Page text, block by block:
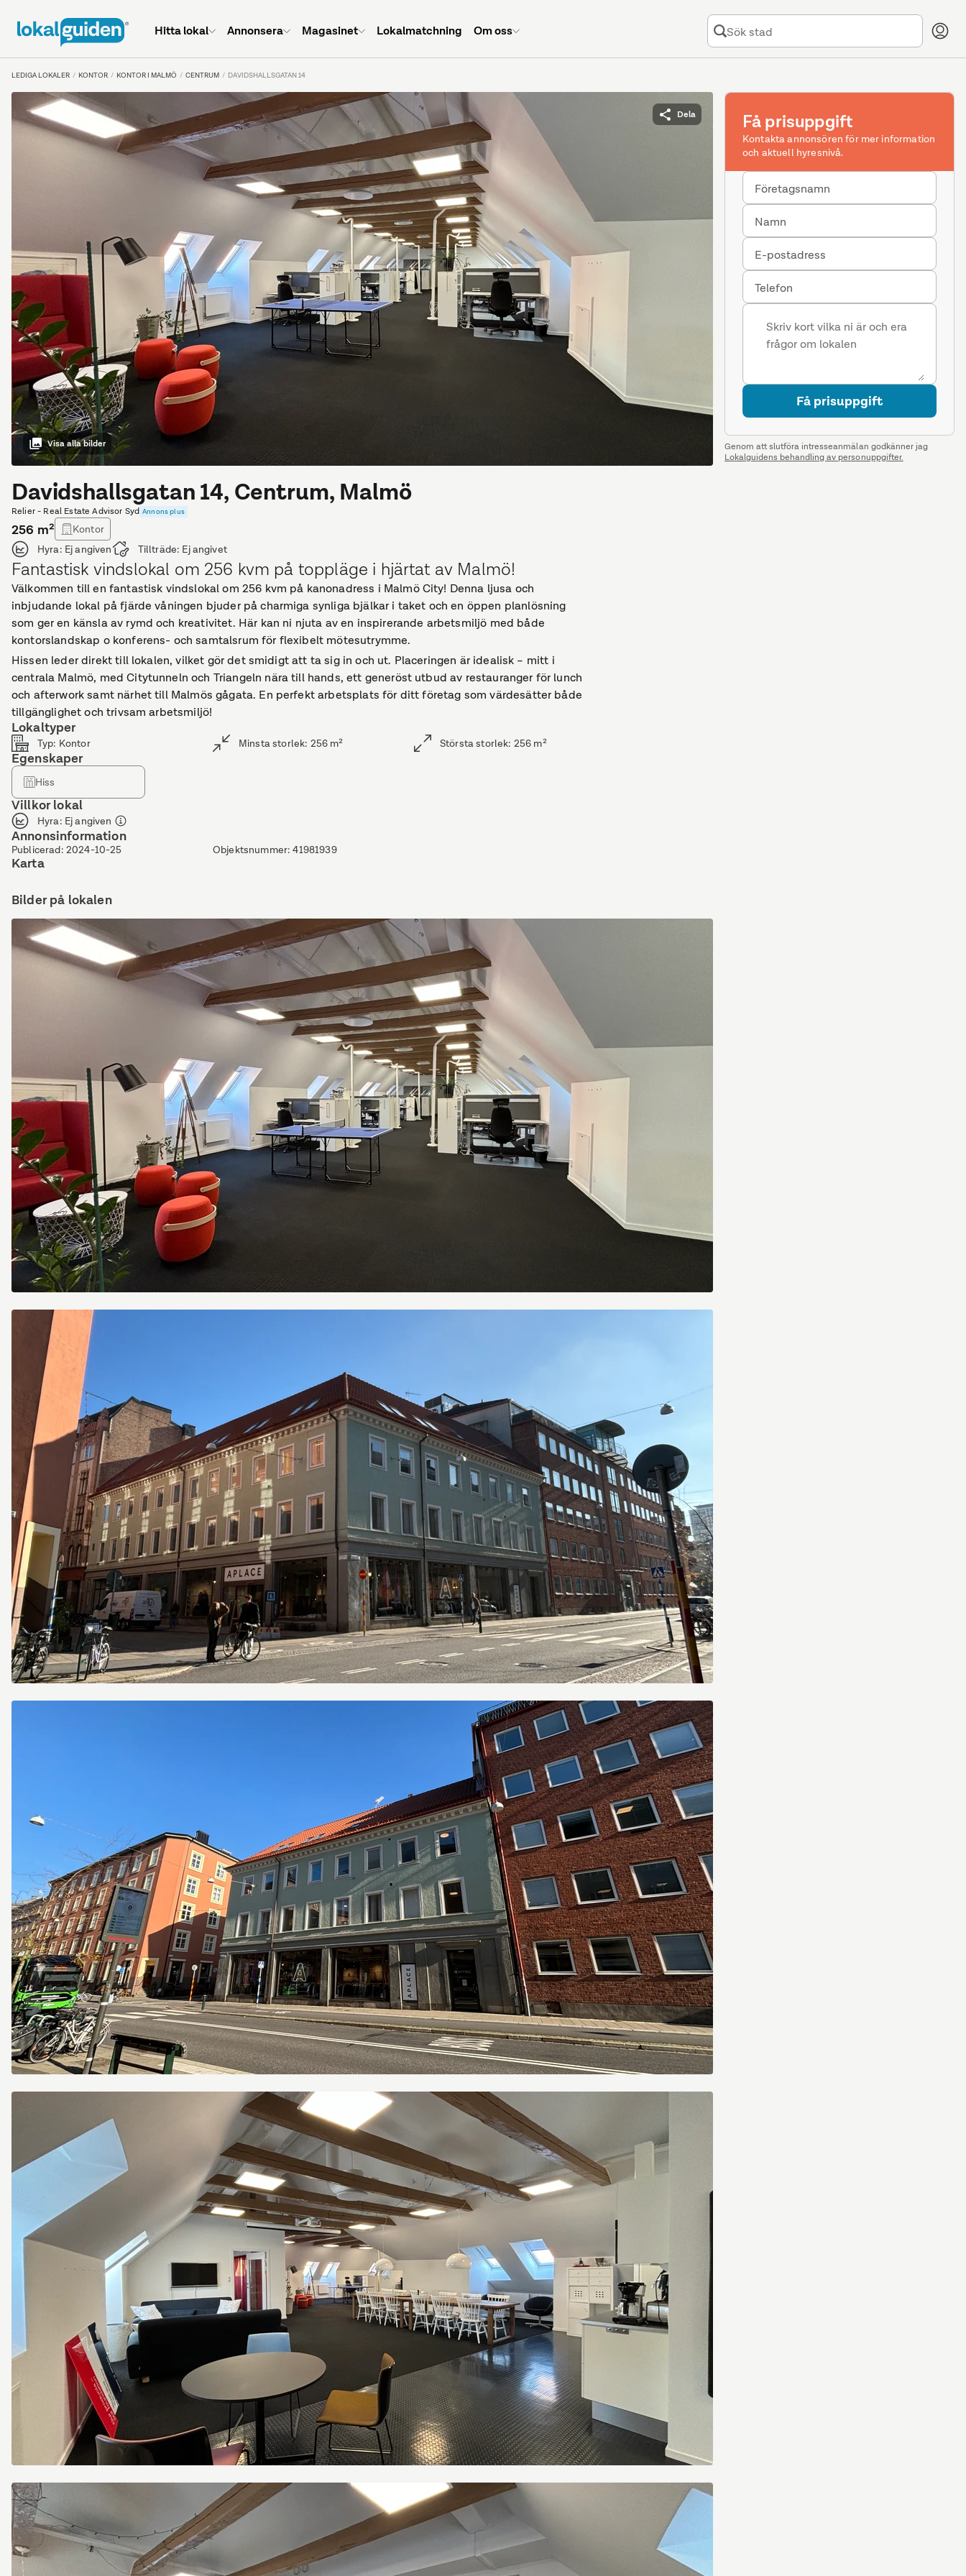
Hitta lokal Annonsera Magasinet Lokalmatchning Om oss
LEDIGA LOKALER KONTOR KONTOR I MALMÖ CENTRUM DAVIDSHALLSGATAN 14
Visa alla bilder
Dela
Davidshallsgatan 14, Centrum, Malmö
Relier - Real Estate Advisor Syd Annons plus
256 m²
Kontor
Hyra: Ej angiven Tillträde: Ej angivet
Fantastisk vindslokal om 256 kvm på toppläge i hjärtat av Malmö!
Välkommen till en fantastisk vindslokal om 256 kvm på kanonadress i Malmö City! Denna ljusa och
inbjudande lokal på fjärde våningen bjuder på charmiga synliga bjälkar i taket och en öppen planlösning
som ger en känsla av rymd och kreativitet. Här kan ni njuta av en inspirerande arbetsmiljö med både
kontorslandskap o konferens- och samtalsrum för flexibelt mötesutrymme.
Hissen leder direkt till lokalen, vilket gör det smidigt att ta sig in och ut. Placeringen är idealisk – mitt i
centrala Malmö, med Citytunneln och Triangeln nära till hands, ett generöst utbud av restauranger för lunch
och afterwork samt närhet till Malmös gågata. En perfekt arbetsplats för ditt företag som värdesätter både
tillgänglighet och trivsam arbetsmiljö!
Lokaltyper
Typ: Kontor Minsta storlek: 256 m² Största storlek: 256 m²
Egenskaper
Hiss
Villkor lokal
Hyra: Ej angiven
Annonsinformation
Publicerad: 2024-10-25 Objektsnummer:41981939
Karta
Bilder på lokalen
Davidshallsgatan
Davidshallsgatan
Davidshallsgatan
Davidshallsgatan
14
Få prisuppgift
Kontakta annonsören för mer information
och aktuell hyresnivå.
Företagsnamn
Namn
E-postadress
Telefon
Få prisuppgift
Genom att slutföra intresseanmälan godkänner jag
Lokalguidens behandling av personuppgifter.